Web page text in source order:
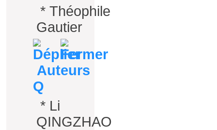
* Théophile
Gautier
Auteurs
Q
* Li
QINGZHAO